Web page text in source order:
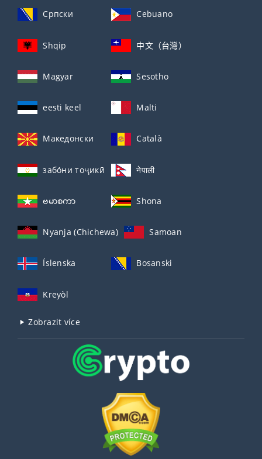
Српски Cebuano
Shqip 中文（台灣）
Magyar Sesotho
eesti keel Malti
Македонски Català
забо́ни тоҷикӣ́ नेपाली
ဗမာစကာ Shona
Nyanja (Chichewa) Samoan
Íslenska Bosanski
Kreyòl
Zobrazit více